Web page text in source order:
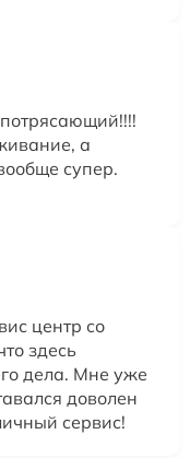
а
супер.
центр со
здесь
дела. Мне уже
доволен
сервис!